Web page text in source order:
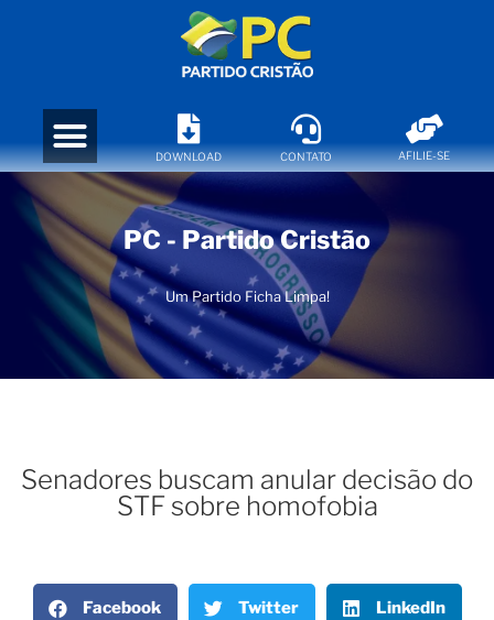
DOWNLOAD CONTATO AFILIE-SE
PC - Partido Cristão
Um Partido Ficha Limpa!
Senadores buscam anular decisão do
STF sobre homofobia
Facebook Twitter LinkedIn